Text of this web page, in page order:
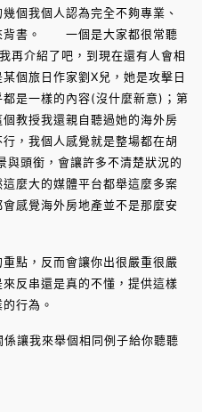
個我個人認為完全不夠專業、
背書。 一個是大家都很常聽
再介紹了吧，到現在還有人會相
個旅日作家劉X兒，她是攻擊日
是一樣的內容(沒什麼新意)；第
教授我還親自聽過她的海外房
，我個人感覺就是整場都在胡
頭銜，會讓許多不清楚狀況的
麼大的媒體平台都舉這麼多案
感覺海外房地產並不是那麼安
點，反而會讓你出很嚴重很嚴
反串還是真的不懂，提供這樣
行為。
係讓我來舉個相同例子給你聽聽